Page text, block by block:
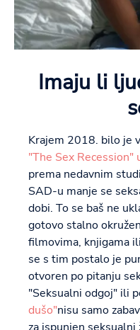
Imaju li
Krajem 2018. bilo je
"The Sex
prema nedavnim
SAD-u manje se
dobi. To se baš ne
gotovo stalno
filmovima, knjigama
se s tim postalo je
otvoren po pitanju
"Seksualni odgoj" ili
dušo"nisu samo